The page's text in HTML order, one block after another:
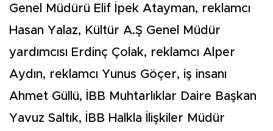
Genel Müdürü Elif İpek Atayman, reklamcı
Hasan Yalaz, Kültür A.Ş Genel Müdür
yardımcısı Erdinç Çolak, reklamcı Alper
Aydın, reklamcı Yunus Göçer, iş insanı
Ahmet Güllü, İBB Muhtarlıklar Daire Başkan
Yavuz Saltık, İBB Halkla İlişkiler Müdür